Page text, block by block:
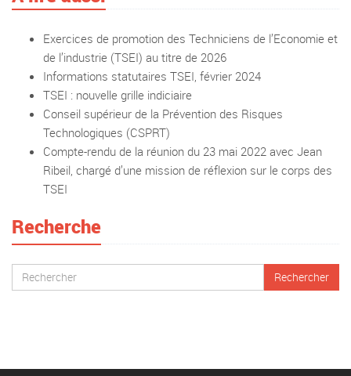
Exercices de promotion des Techniciens de l’Economie et
de l’industrie (TSEI) au titre de 2026
Informations statutaires TSEI, février 2024
TSEI : nouvelle grille indiciaire
Conseil supérieur de la Prévention des Risques
Technologiques (CSPRT)
Compte-rendu de la réunion du 23 mai 2022 avec Jean
Ribeil, chargé d’une mission de réflexion sur le corps des
TSEI
Recherche